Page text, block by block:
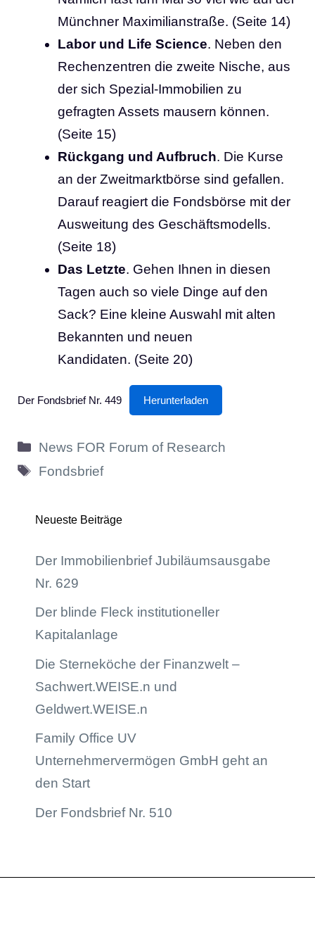
Münchner Maximilianstraße. (Seite 14)
Labor und Life Science. Neben den
Rechenzentren die zweite Nische, aus
der sich Spezial-Immobilien zu
gefragten Assets mausern können.
(Seite 15)
Rückgang und Aufbruch. Die Kurse
an der Zweitmarktbörse sind gefallen.
Darauf reagiert die Fondsbörse mit der
Ausweitung des Geschäftsmodells.
(Seite 18)
Das Letzte. Gehen Ihnen in diesen
Tagen auch so viele Dinge auf den
Sack? Eine kleine Auswahl mit alten
Bekannten und neuen
Kandidaten. (Seite 20)
Der Fondsbrief Nr. 449 Herunterladen
Kategorien
News FOR Forum of Research
Schlagwörter
Fondsbrief
Neueste Beiträge
Der Immobilienbrief Jubiläumsausgabe
Nr. 629
Der blinde Fleck institutioneller
Kapitalanlage
Die Sterneköche der Finanzwelt –
Sachwert.WEISE.n und
Geldwert.WEISE.n
Family Office UV
Unternehmervermögen GmbH geht an
den Start
Der Fondsbrief Nr. 510